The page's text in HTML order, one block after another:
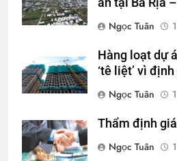
Ngọc Tuân
Hàng loạt dự
‘tê liệt’ vì
Ngọc Tuân
Thẩm định
Ngọc Tuân